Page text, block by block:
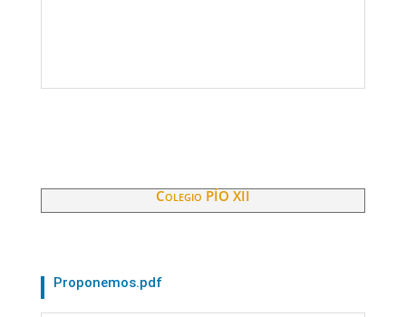
Colegio PÍO XII
Proponemos.pdf